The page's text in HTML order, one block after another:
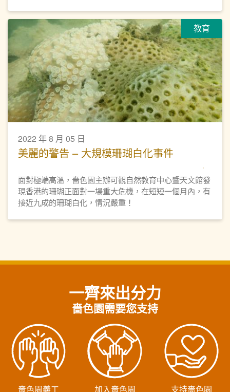
教育
2022 年 8 月 05 日
美麗的警告 – 大規模珊瑚白化事件
面對極端高溫，嗇色園主辦可觀自然教育中心暨天文館發
現香港的珊瑚正面對一場重大危機，在短短一個月內，有
接近九成的珊瑚白化，情況嚴重！
一齊來出分力
嗇色園需要您支持
嗇色園義工 加入嗇色園 支持嗇色園